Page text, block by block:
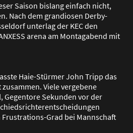
Saison bislang einfach nicht,
Nach dem grandiosen Derby-
unterlag der KEC den
arena am Montagabend mit
Haie-Stürmer John Tripp das
zusammen. Viele vergebene
Gegentore Sekunden vor der
Grad bei Mannschaft